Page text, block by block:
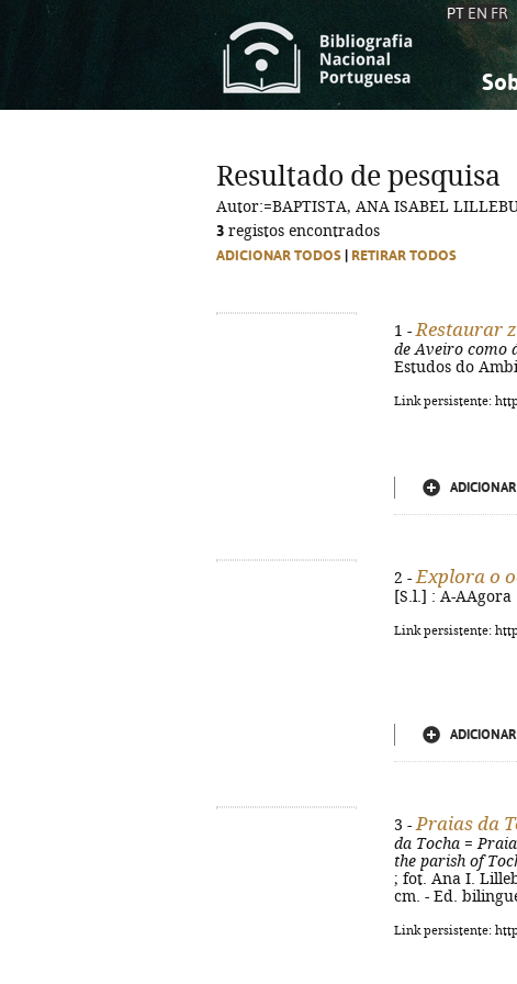
PT EN FR
Resultado de pesquisa
Autor:=BAPTISTA, ANA ISABEL
3 registos encontrados
ADICIONAR TODOS RETIRAR TODOS
1 - Restaurar
de Aveiro como
Estudos do
Link persistente:
2 - Explora o
[S.l.] : A-AAgora
Link persistente:
3 - Praias da
da Tocha =
the parish of
; fot. Ana I.
cm. - Ed.
Link persistente: